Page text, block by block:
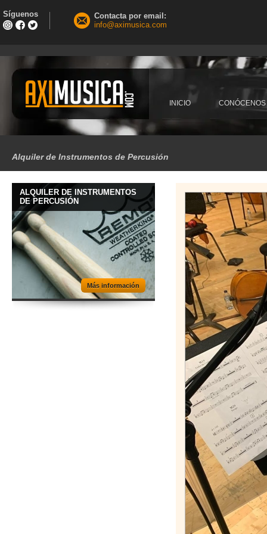
Síguenos
Contacta por email:
info@aximusica.com
Alquiler de Instrumentos de Percusión
INICIO CONÓCENOS
ALQUILER DE INSTRUMENTOS
DE PERCUSIÓN
Más información